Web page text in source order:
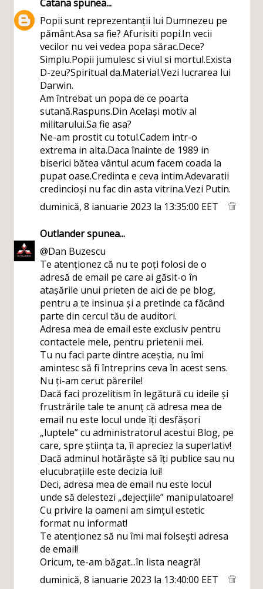
Catanaspunea...
Popii sunt reprezentanții lui Dumnezeu pe
pământ.Asa sa fie? Afurisiti popi.In vecii
vecilor nu vei vedea popa sărac.Dece?
Simplu.Popii jumulesc si viul si mortul.Exista
D-zeu?Spiritual da.Material.Vezi lucrarea lui
Darwin.
Am întrebat un popa de ce poarta
sutană.Raspuns.Din Același motiv al
militarului.Sa fie asa?
Ne-am prostit cu totul.Cadem intr-o
extrema in alta.Daca înainte de 1989 in
biserici bătea vântul acum facem coada la
pupat oase.Credinta e ceva intim.Adevaratii
credincioși nu fac din asta vitrina.Vezi Putin.
duminică, 8 ianuarie 2023 la 13:35:00 EET
Outlanderspunea...
@Dan Buzescu
Te atenționez că nu te poți folosi de o
adresă de email pe care ai găsit-o în
atașările unui prieten de aici de pe blog,
pentru a te insinua și a pretinde ca făcând
parte din cercul tău de auditori.
Adresa mea de email este exclusiv pentru
contactele mele, pentru prietenii mei.
Tu nu faci parte dintre aceștia, nu îmi
amintesc să fi întreprins ceva în acest sens.
Nu ți-am cerut părerile!
Dacă faci prozelitism în legătură cu ideile și
frustrările tale te anunț că adresa mea de
email nu este locul unde îți desfășori
„luptele” cu administratorul acestui Blog, pe
care, spre știința ta, îl apreciez la superlativ!
Dacă adminul hotărăște să îți publice sau nu
elucubrațiile este decizia lui!
Deci, adresa mea de email nu este locul
unde să delestezi „dejecțiile” manipulatoare!
Cu privire la oameni am simțul estetic
format nu informat!
Te atenționez să nu îmi mai folsești adresa
de email!
Oricum, te-am băgat...în lista neagră!
duminică, 8 ianuarie 2023 la 13:40:00 EET